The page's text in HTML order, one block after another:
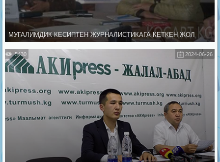
МУГАЛИМДИК КЕСИПТЕН ЖУРНАЛИСТИКАГА КЕТКЕН ЖОЛ
2024-06-26
5430